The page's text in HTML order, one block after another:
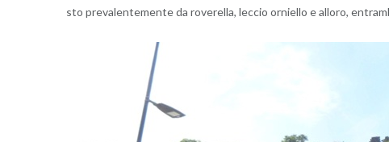
sto pre­va­len­te­men­te da ro­ve­rel­la, lec­cio or­niel­lo e al­lo­ro,